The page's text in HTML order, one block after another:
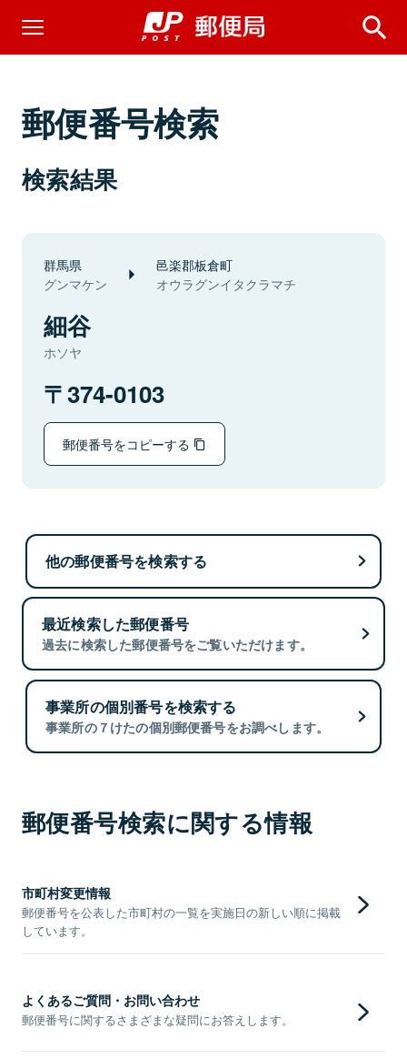
郵便番号検索
検索結果
群馬県
グンマケン
邑楽郡板倉町
オウラグンイタクラマチ
細谷
ホソヤ
374-0103
郵便番号をコピーする
他の郵便番号を検索する
最近検索した郵便番号
過去に検索した郵便番号をご覧いただけます。
事業所の個別番号を検索する
事業所の７けたの個別郵便番号をお調べします。
郵便番号検索に関する情報
市町村変更情報
郵便番号を公表した市町村の一覧を実施日の新しい順に掲載
しています。
よくあるご質問・お問い合わせ
郵便番号に関するさまざまな疑問にお答えします。